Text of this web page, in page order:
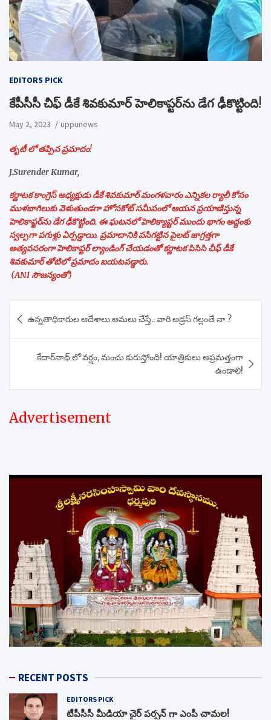
EDITORS PICK
కేపీసీసీ చీఫ్ డీకే శివకుమార్ హెలికాప్టర్‌ను డేగ ఢీకొట్టింది!
May 2, 2023 uppunews
తృటీ లో తప్పిన ప్రమాదం!
J.Surender Kumar,
కర్ణాటక కాంగ్రెస్ అధ్యక్షుడు డీకే శివకుమార్ మంగళవారం ఎన్నికల ర్యాలీ కోసం
ముళబాగిలుకు వెళుతుండగా హోసకోట్ సమీపంలో ఆయన ప్రయాణిస్తున్న
హెలికాప్టర్‌ను డేగ ఢీకొట్టింది. ఈ ఘటనలో హెలిక్యాప్టర్ ముందు భాగం అద్దంకు
స్వల్పగా పగుళ్లు ఏర్పడ్డాయి. ప్రమాదానికి పసిగట్టిన పైలట్ జాగ్రత్తగా
అత్యవసరంగా హెలికాప్టర్ ల్యాండింగ్ చేయడంతో కర్ణాటక పిసిసి చీఫ్ డీకే
శివకుమార్ తోటిలో ప్రమాదం బయటపడ్డారు.
(ANI సౌజన్యంతో)
navigation
ఉన్నతాధికారుల ఆదేశాలు అమలు చేస్తే.. వారి అడ్రస్ గల్లంతే నా ?
కేదార్‌నాథ్ లో వర్షం, మంచు కురుస్తోంది! యాత్రికులు అప్రమత్తంగా
ఉండాలి!
Advertisement
RECENT POSTS
EDITORS PICK
టీపీసీసీ మీడియా చైర్ పర్సన్ గా ఎంపీ చామల!